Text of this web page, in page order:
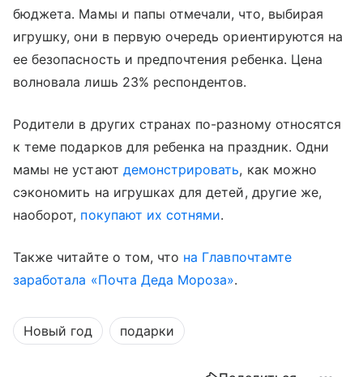
бюджета. Мамы и папы отмечали, что, выбирая
игрушку, они в первую очередь ориентируются на
ее безопасность и предпочтения ребенка. Цена
волновала лишь 23% респондентов.
Родители в других странах по-разному относятся
к теме подарков для ребенка на праздник. Одни
мамы не устают демонстрировать, как можно
сэкономить на игрушках для детей, другие же,
наоборот, покупают их сотнями.
Также читайте о том, что на Главпочтамте
заработала «Почта Деда Мороза».
Новый год подарки